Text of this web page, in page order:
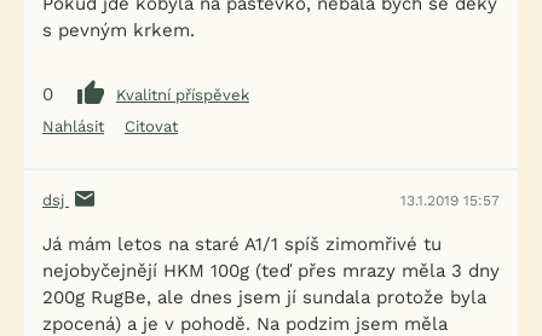
s pevným krkem.
0
Kvalitní příspěvek
Nahlásit
Citovat
dsj 13.1.2019 15:57
Já mám letos na staré A1/1 spíš zimomřivé tu
nejobyčejnějí HKM 100g (teď přes mrazy měla 3 dny
200g RugBe, ale dnes jsem jí sundala protože byla
zpocená) a je v pohodě. Na podzim jsem měla